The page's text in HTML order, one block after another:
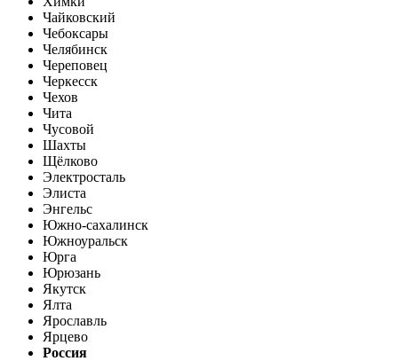
Чайковский
Чебоксары
Челябинск
Череповец
Черкесск
Чехов
Чита
Чусовой
Шахты
Щёлково
Электросталь
Элиста
Энгельс
Южно-сахалинск
Южноуральск
Юрга
Юрюзань
Якутск
Ялта
Ярославль
Ярцево
Россия